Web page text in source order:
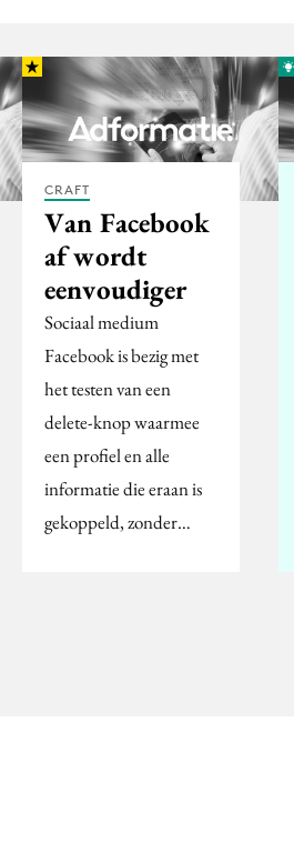
CRAFT
Van Facebook
af wordt
eenvoudiger
Sociaal medium
Facebook is bezig met
het testen van een
delete-knop waarmee
een profiel en alle
informatie die eraan is
gekoppeld, zonder…